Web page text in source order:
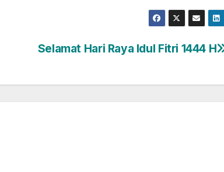
Selamat Hari Raya Idul Fitri 1444 H